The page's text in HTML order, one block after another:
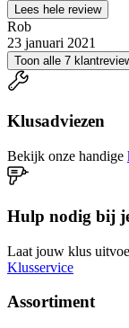
Lees hele review
Rob
23 januari 2021
Toon alle 7
Klusadviezen
Bekijk onze handige
Hulp nodig bij
Laat jouw klus
Klusservice
Assortiment